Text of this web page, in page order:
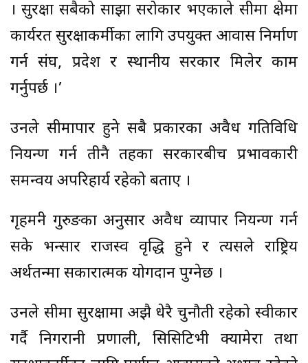
। सुरक्षा सबैको साझा सरोकार भएकाले सीमा क्षेत्रमा
कार्यरत सुरक्षाकर्मीका लागि उपयुक्त आवास निर्माण
गर्न संघ, प्रदेश र स्थानीय सरकार मिलेर काम
गर्नुपर्छ ।’
उनले सीमापार हुने सबै प्रकारका अवैध गतिविधि
नियन्त्रण गर्न तीनै तहका सरकारबीच प्रभावकारी
समन्वय अपरिहार्य रहेको बताए ।
गृहमन्त्री गुरुङका अनुसार अवैध व्यापार नियन्त्रण गर्न
सके भन्सार राजस्व वृद्धि हुने र त्यसले राष्ट्रिय
अर्थतन्त्रमा सकारात्मक योगदान पुग्नेछ ।
उनले सीमा सुरक्षामा अझै धेरै चुनौती रहेको स्वीकार
गर्दै निगरानी प्रणाली, सिसिटिभी क्यामेरा तथा